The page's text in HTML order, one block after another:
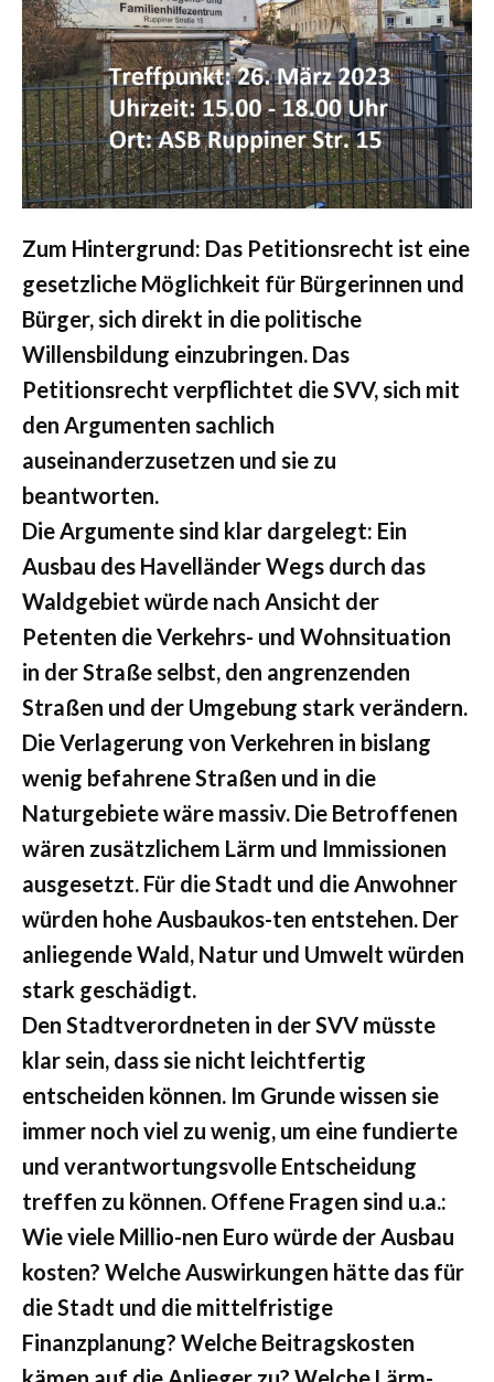
Zum Hintergrund: Das Petitionsrecht ist eine
gesetzliche Möglichkeit für Bürgerinnen und
Bürger, sich direkt in die politische
Willensbildung einzubringen. Das
Petitionsrecht verpflichtet die SVV, sich mit
den Argumenten sachlich
auseinanderzusetzen und sie zu
beantworten.
Die Argumente sind klar dargelegt: Ein
Ausbau des Havelländer Wegs durch das
Waldgebiet würde nach Ansicht der
Petenten die Verkehrs- und Wohnsituation
in der Straße selbst, den angrenzenden
Straßen und der Umgebung stark verändern.
Die Verlagerung von Verkehren in bislang
wenig befahrene Straßen und in die
Naturgebiete wäre massiv. Die Betroffenen
wären zusätzlichem Lärm und Immissionen
ausgesetzt. Für die Stadt und die Anwohner
würden hohe Ausbaukos-ten entstehen. Der
anliegende Wald, Natur und Umwelt würden
stark geschädigt.
Den Stadtverordneten in der SVV müsste
klar sein, dass sie nicht leichtfertig
entscheiden können. Im Grunde wissen sie
immer noch viel zu wenig, um eine fundierte
und verantwortungsvolle Entscheidung
treffen zu können. Offene Fragen sind u.a.:
Wie viele Millio-nen Euro würde der Ausbau
kosten? Welche Auswirkungen hätte das für
die Stadt und die mittelfristige
Finanzplanung? Welche Beitragskosten